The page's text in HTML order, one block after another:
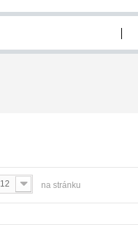
12 na stránku